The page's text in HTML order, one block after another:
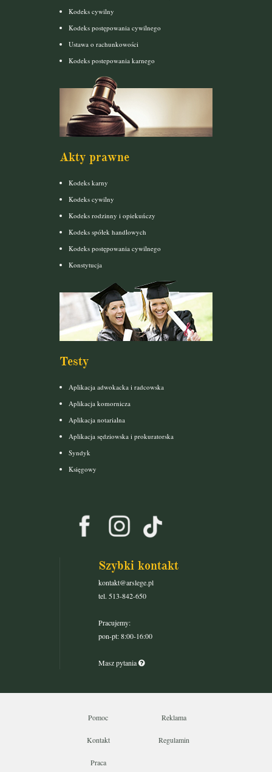
Kodeks cywilny
Kodeks postępowania cywilnego
Ustawa o rachunkowości
Kodeks postepowania karnego
Akty prawne
Kodeks karny
Kodeks cywilny
Kodeks rodzinny i opiekuńczy
Kodeks spółek handlowych
Kodeks postępowania cywilnego
Konstytucja
Testy
Aplikacja adwokacka i radcowska
Aplikacja komornicza
Aplikacja notarialna
Aplikacja sędziowska i prokuratorska
Syndyk
Księgowy
Szybki kontakt
kontakt@arslege.pl
tel. 513-842-650
Pracujemy:
pon-pt: 8:00-16:00
Masz pytania
Pomoc Reklama
Kontakt Regulamin
Praca